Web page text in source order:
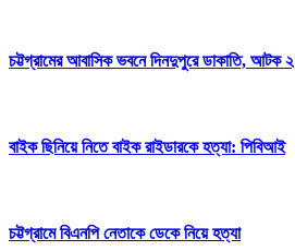
চট্টগ্রামের আবাসিক ভবনে দিনদুপুরে ডাকাতি, আটক ২
বাইক ছিনিয়ে নিতে বাইক রাইডারকে হত্যা: পিবিআই
চট্টগ্রামে বিএনপি নেতাকে ডেকে নিয়ে হত্যা